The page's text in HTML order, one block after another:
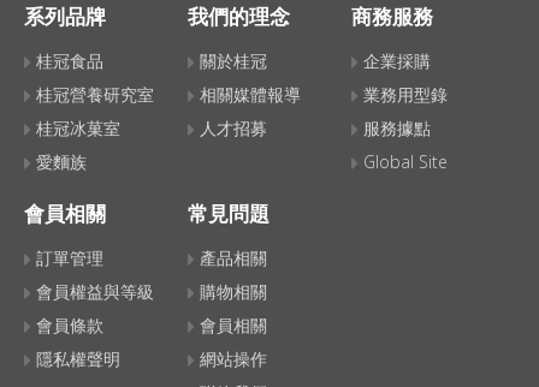
系列品牌
桂冠食品
桂冠營養研究室
桂冠冰菓室
愛麵族
我們的理念
關於桂冠
相關媒體報導
人才招募
商務服務
企業採購
業務用型錄
服務據點
Global Site
會員相關
訂單管理
會員權益與等級
會員條款
隱私權聲明
常見問題
產品相關
購物相關
會員相關
網站操作